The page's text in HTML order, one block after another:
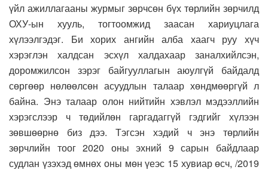
үйл ажиллагааны журмыг зөрчсөн бүх төрлийн зөрчилд
ОХУ-ын хууль, тогтоомжид заасан хариуцлага
хүлээлгэдэг. Би хорих ангийн алба хаагч руу хүч
хэрэглэн халдсан эсхүл халдахаар заналхийлсэн,
доромжилсон зэрэг байгууллагын аюулгүй байдалд
сөргөөр нөлөөлсөн асуудлын талаар хөндмөөргүй л
байна. Энэ талаар олон нийтийн хэвлэл мэдээллийн
хэрэгслээр ч төдийлөн гаргадаггүй гэдгийг хүлээн
зөвшөөрнө биз дээ. Тэгсэн хэдий ч энэ төрлийн
зөрчлийн тоог 2020 оны эхний 9 сарын байдлаар
судлан үзэхэд өмнөх оны мөн үеэс 15 хувиар өсч, /2019